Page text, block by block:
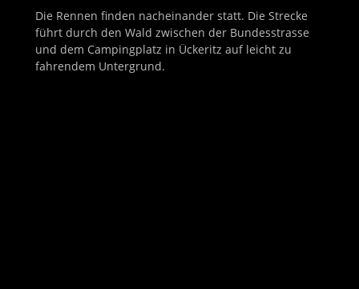
Die Rennen finden nacheinander statt. Die Strecke
führt durch den Wald zwischen der Bundesstrasse
und dem Campingplatz in Ückeritz auf leicht zu
fahrendem Untergrund.